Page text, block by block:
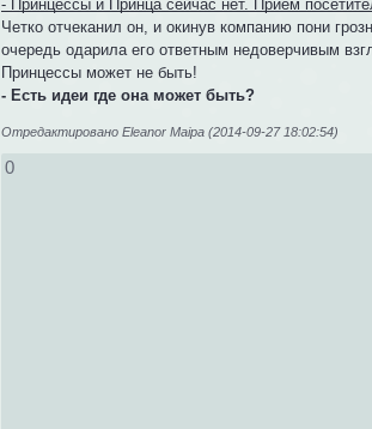
- Принцессы и Принца сейчас нет. Прием
Четко отчеканил он, и окинув компанию пони
очередь одарила его ответным недоверчивым
Принцессы может не быть!
- Есть идеи где она может быть?
Отредактировано Eleanor Maipa (2014-09-27 18:02:54)
0